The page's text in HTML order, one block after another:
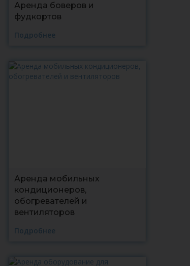
Аренда боверов и
фудкортов
Подробнее
Аренда мобильных
кондиционеров,
обогревателей и
вентиляторов
Подробнее